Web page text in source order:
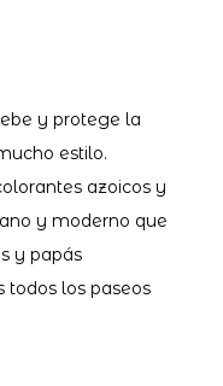
y protege la
estilo.
azoicos y
y moderno que
y papás
los paseos